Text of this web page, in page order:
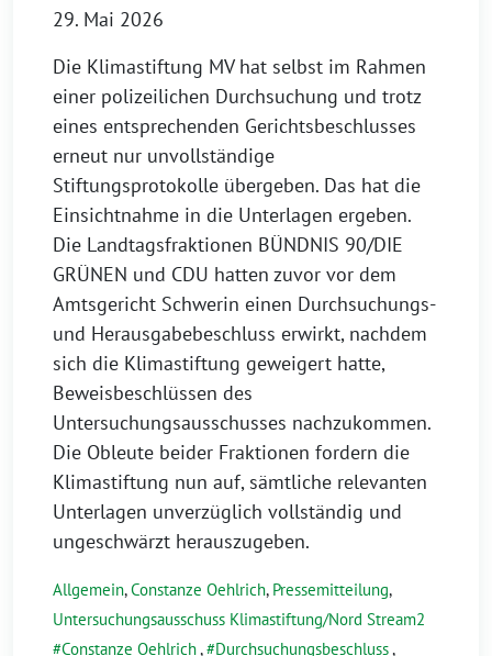
29. Mai 2026
Die Klimastiftung MV hat selbst im Rahmen
einer polizeilichen Durchsuchung und trotz
eines entsprechenden Gerichtsbeschlusses
erneut nur unvollständige
Stiftungsprotokolle übergeben. Das hat die
Einsichtnahme in die Unterlagen ergeben.
Die Landtagsfraktionen BÜNDNIS 90/DIE
GRÜNEN und CDU hatten zuvor vor dem
Amtsgericht Schwerin einen Durchsuchungs-
und Herausgabebeschluss erwirkt, nachdem
sich die Klimastiftung geweigert hatte,
Beweisbeschlüssen des
Untersuchungsausschusses nachzukommen.
Die Obleute beider Fraktionen fordern die
Klimastiftung nun auf, sämtliche relevanten
Unterlagen unverzüglich vollständig und
ungeschwärzt herauszugeben.
Allgemein,Constanze Oehlrich, Pressemitteilung,
Untersuchungsausschuss Klimastiftung/Nord Stream2
Constanze Oehlrich, Durchsuchungsbeschluss,